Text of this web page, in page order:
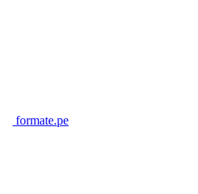
formate.pe